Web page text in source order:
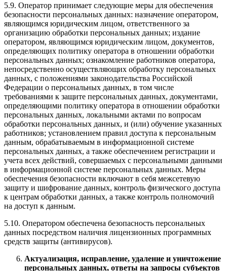
5.9. Оператор принимает следующие меры для обеспечения
безопасности персональных данных: назначение оператором,
являющимся юридическим лицом, ответственного за
организацию обработки персональных данных; издание
оператором, являющимся юридическим лицом, документов,
определяющих политику оператора в отношении обработки
персональных данных; ознакомление работников оператора,
непосредственно осуществляющих обработку персональных
данных, с положениями законодательства Российской
Федерации о персональных данных, в том числе
требованиями к защите персональных данных, документами,
определяющими политику оператора в отношении обработки
персональных данных, локальными актами по вопросам
обработки персональных данных, и (или) обучение указанных
работников; установлением правил доступа к персональным
данным, обрабатываемым в информационной системе
персональных данных, а также обеспечением регистрации и
учета всех действий, совершаемых с персональными данными
в информационной системе персональных данных. Меры
обеспечения безопасности включают в себя межсетевую
защиту и шифрование данных, контроль физического доступа
к центрам обработки данных, а также контроль полномочий
на доступ к данным.
5.10. Оператором обеспечена безопасность персональных
данных посредством наличия лицензионных программных
средств защиты (антивирусов).
Актуализация, исправление, удаление и уничтожение
персональных данных, ответы на запросы субъектов